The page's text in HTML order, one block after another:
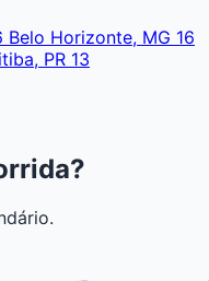
Belo Horizonte, MG 16
PR 13